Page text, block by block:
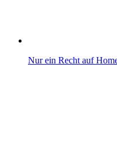
Nur ein Recht auf